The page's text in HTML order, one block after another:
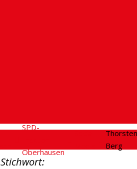
SPD-
Oberhausen
Thorsten
Berg
Stichwort: